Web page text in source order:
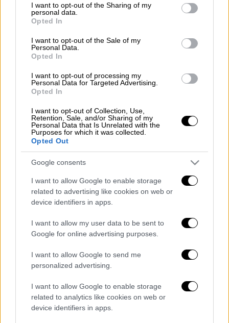
not limited to your visit or usage behaviour. You may click to
grant or deny consent to Google and its third-party tags to
use your data for below specified purposes in below Google
consent section.
I want to opt-out of the Sharing of my
personal data.
Opted In
I want to opt-out of the Sale of my
Personal Data.
Opted In
I want to opt-out of processing my
Personal Data for Targeted Advertising.
Opted In
I want to opt-out of Collection, Use,
Retention, Sale, and/or Sharing of my
Personal Data that Is Unrelated with the
Purposes for which it was collected.
Opted Out
Google consents
I want to allow Google to enable storage
related to advertising like cookies on web or
device identifiers in apps.
I want to allow my user data to be sent to
Google for online advertising purposes.
I want to allow Google to send me
personalized advertising.
I want to allow Google to enable storage
related to analytics like cookies on web or
device identifiers in apps.
λέγοντας χαρακτηριστικά: «Θέλω να καλέσω
και τις δύο μεριές να πολιτικοποιήσουν την
κουβέντα».
Ερωτηθείς για τη θέση που είχε εκφράσει
κατά τη διάρκεια του πρώτου γύρου των
εκλογών για τη διενέργεια ντιμπέιτ και την
επίκληση της θέσης του από την υποψήφια
πρόεδρο Έφη Αχτσιόγλου,είπε πως του
δίνει το δικαίωμα να αναρωτηθεί γιατί δεν
έγινε.
Απαντώντας στην
γιατί επέλεξε
Νίκος Παππάς είπε ότι υπάρχουν πολιτικές
διαφωνίες με την υποψήφια πρόεδρο,
στο Συνέδριο.
Στέφανο Κασσελάκη, ανέφερε πως έγινε
στο φως τουήλιουκαι χωρίς ανταλλάγματα
θέσεων.
Διαβάστε ακόμη